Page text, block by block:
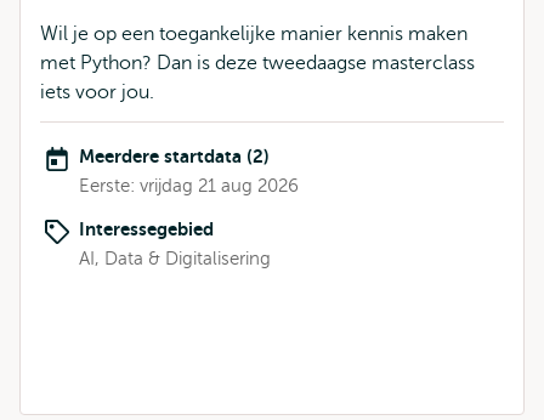
Wil je op een toegankelijke manier kennis maken
met Python? Dan is deze tweedaagse masterclass
iets voor jou.
Meerdere startdata (2)
Eerste: vrijdag 21 aug 2026
Interessegebied
AI, Data & Digitalisering